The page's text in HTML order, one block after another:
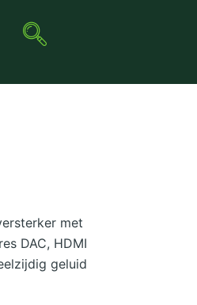
met
DAC, HDMI
geluid